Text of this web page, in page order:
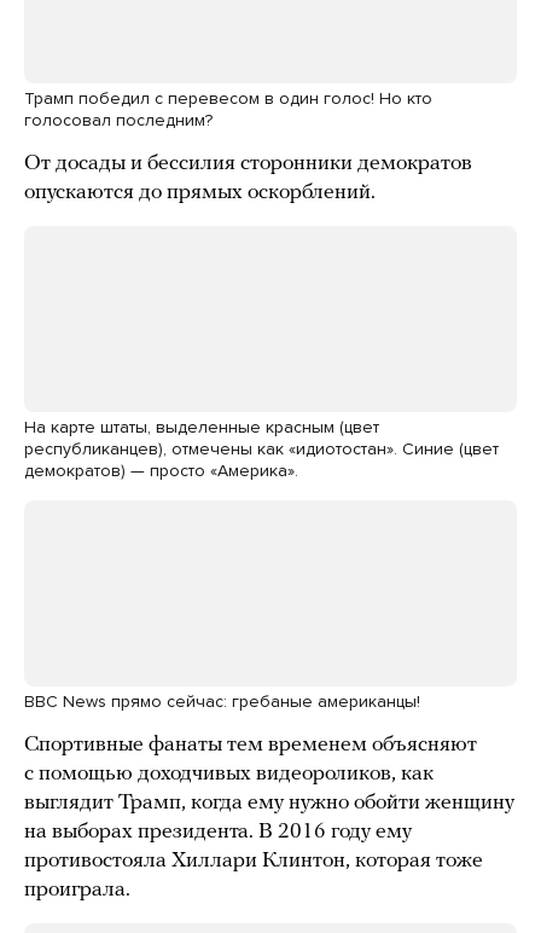
Трамп победил с перевесом в один голос! Но кто
голосовал последним?
От досады и бессилия сторонники демократов
опускаются до прямых оскорблений.
На карте штаты, выделенные красным (цвет
республиканцев), отмечены как «идиотостан». Синие (цвет
демократов) — просто «Америка».
BBC News прямо сейчас: гребаные американцы!
Спортивные фанаты тем временем объясняют
с помощью доходчивых видеороликов, как
выглядит Трамп, когда ему нужно обойти женщину
на выборах президента. В 2016 году ему
противостояла Хиллари Клинтон, которая тоже
проиграла.